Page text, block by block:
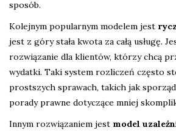
sposób.
Kolejnym popularnym modelem jest
jest z góry stała kwota za całą usługę.
rozwiązanie dla klientów, którzy chcą
wydatki. Taki system rozliczeń często
prostszych sprawach, takich jak
porady prawne dotyczące mniej
Innym rozwiązaniem jest model